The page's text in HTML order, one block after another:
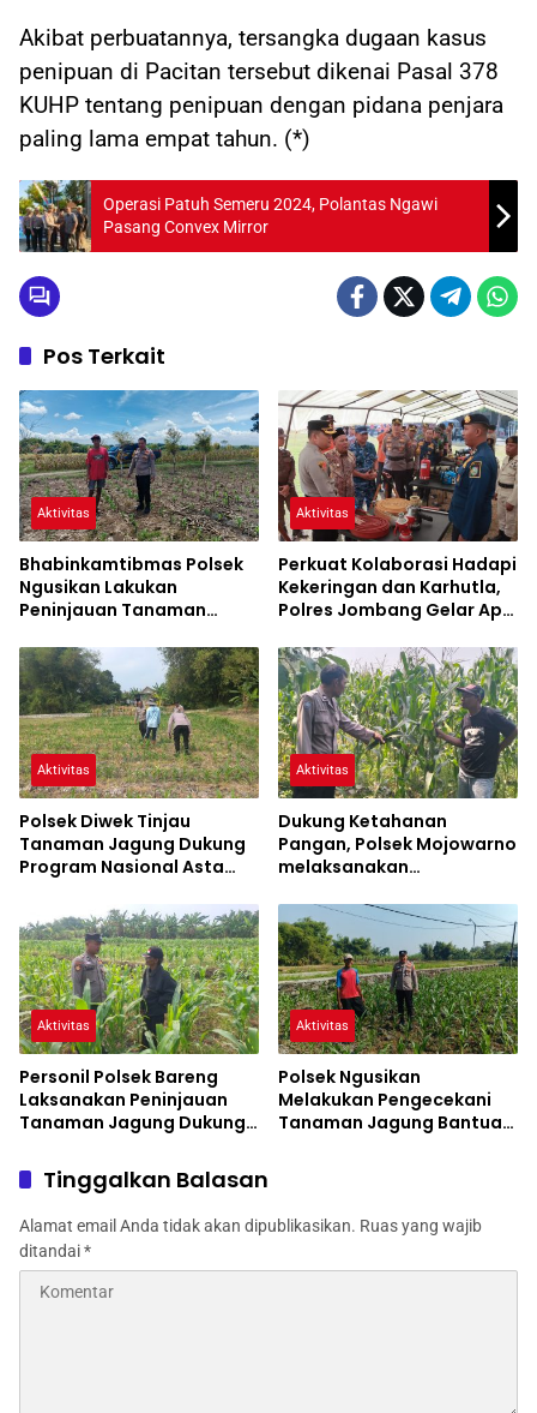
Akibat perbuatannya, tersangka dugaan kasus
penipuan di Pacitan tersebut dikenai Pasal 378
KUHP tentang penipuan dengan pidana penjara
paling lama empat tahun. (*)
Operasi Patuh Semeru 2024, Polantas Ngawi
Pasang Convex Mirror
Pos Terkait
Aktivitas
Bhabinkamtibmas Polsek
Ngusikan Lakukan
Peninjauan Tanaman
Mendukung Ketahanan
Pangan
Aktivitas
Perkuat Kolaborasi Hadapi
Kekeringan dan Karhutla,
Polres Jombang Gelar Apel
Aktivitas
Polsek Diwek Tinjau
Tanaman Jagung Dukung
Program Nasional Asta
Aktivitas
Dukung Ketahanan
Pangan, Polsek Mojowarno
melaksanakan
Jagung
Aktivitas
Personil Polsek Bareng
Laksanakan Peninjauan
Tanaman Jagung Dukung
Pangan
Aktivitas
Polsek Ngusikan
Melakukan Pengecekani
Tanaman Jagung Bantuan
Tinggalkan Balasan
Alamat email Anda tidak akan dipublikasikan. Ruas yang wajib
ditandai*